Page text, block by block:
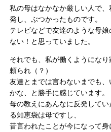
私の母はなかなか厳しい人で
発し、ぶつかったものです。
テレビなどで友達のような母
ない！と思っていました。
それでも、私が働くようにな
頼られ（？）
友達とまでは言わないまでも
かな、と勝手に感じています。
母の教えにあんなに反発して
る知恵袋は母ですし、
昔言われたことが今になって